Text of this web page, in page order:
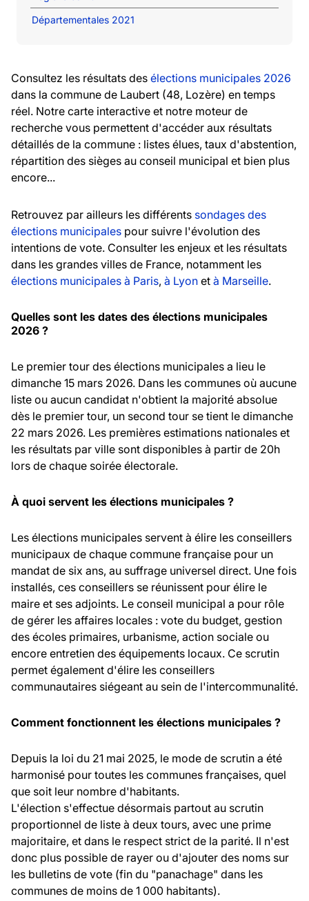
Départementales 2021
Consultez les résultats des élections municipales 2026
dans la commune de Laubert (48, Lozère) en temps
réel. Notre carte interactive et notre moteur de
recherche vous permettent d'accéder aux résultats
détaillés de la commune : listes élues, taux d'abstention,
répartition des sièges au conseil municipal et bien plus
encore...
Retrouvez par ailleurs les différents sondages des
élections municipales pour suivre l'évolution des
intentions de vote. Consulter les enjeux et les résultats
dans les grandes villes de France, notamment les
élections municipales à Paris, à Lyon et à Marseille.
Quelles sont les dates des élections municipales
2026 ?
Le premier tour des élections municipales a lieu le
dimanche 15 mars 2026. Dans les communes où aucune
liste ou aucun candidat n'obtient la majorité absolue
dès le premier tour, un second tour se tient le dimanche
22 mars 2026. Les premières estimations nationales et
les résultats par ville sont disponibles à partir de 20h
lors de chaque soirée électorale.
À quoi servent les élections municipales ?
Les élections municipales servent à élire les conseillers
municipaux de chaque commune française pour un
mandat de six ans, au suffrage universel direct. Une fois
installés, ces conseillers se réunissent pour élire le
maire et ses adjoints. Le conseil municipal a pour rôle
de gérer les affaires locales : vote du budget, gestion
des écoles primaires, urbanisme, action sociale ou
encore entretien des équipements locaux. Ce scrutin
permet également d'élire les conseillers
communautaires siégeant au sein de l'intercommunalité.
Comment fonctionnent les élections municipales ?
Depuis la loi du 21 mai 2025, le mode de scrutin a été
harmonisé pour toutes les communes françaises, quel
que soit leur nombre d'habitants.
L'élection s'effectue désormais partout au scrutin
proportionnel de liste à deux tours, avec une prime
majoritaire, et dans le respect strict de la parité. Il n'est
donc plus possible de rayer ou d'ajouter des noms sur
les bulletins de vote (fin du "panachage" dans les
communes de moins de 1 000 habitants).